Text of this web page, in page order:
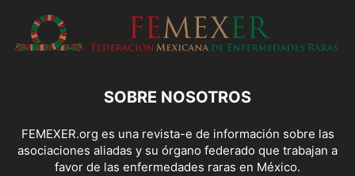
SOBRE NOSOTROS
FEMEXER.org es una revista-e de información sobre las
asociaciones aliadas y su órgano federado que trabajan a
favor de las enfermedades raras en México.